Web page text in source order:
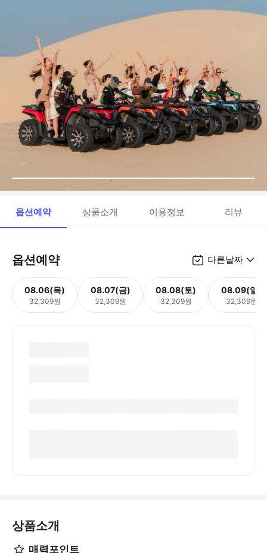
옵션예약 상품소개 이용정보 리뷰
옵션예약 다른날짜
08.06(목)
32,309원
08.07(금)
32,309원
08.08(토)
32,309원
08.09(일)
32,309원
상품소개
매력포인트